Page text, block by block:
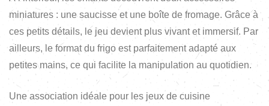
miniatures : une saucisse et une boîte de fromage. Grâce à
ces petits détails, le jeu devient plus vivant et immersif. Par
ailleurs, le format du frigo est parfaitement adapté aux
petites mains, ce qui facilite la manipulation au quotidien.
Une association idéale pour les jeux de cuisine